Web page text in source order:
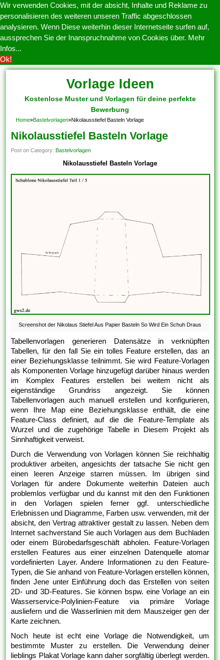
Wir verwenden Cookies, mit der absicht, Inhalte und Reklame zu
personalisieren des weiteren unseren Traffic abgeschlossen
analysieren. Wenn Diese weiterhin dieser Internetseite surfen auf,
aussprechen Sie der Inanspruchnahme von Cookies über. Mehr
Infos...
Ok!
Vorlage Ideen
Kostenlose Muster und Vorlagen für deine perfekte
Bewerbung
Home»Bastelvorlagen»Nikolausstiefel Basteln Vorlage
Nikolausstiefel Basteln Vorlage
Post on Category:Bastelvorlagen
Nikolausstiefel Basteln Vorlage
Screenshot der Nikolaus Stiefel Aus Papier Basteln So Wird Ein Schuh Draus
Tabellenvorlagen generieren Datensätze in verknüpften
Tabellen, für den fall Sie ein tolles Feature erstellen, das an
einer Beziehungsklasse teilnimmt. Sie wird Feature-Vorlagen
als Komponenten Vorlage hinzugefügt darüber hinaus werden
im Komplex Features erstellen bei weitem nicht als
eigenständige Grundriss angezeigt. Sie können
Tabellenvorlagen auch manuell erstellen und konfigurieren,
wenn Ihre Map eine Beziehungsklasse enthält, die eine
Feature-Class definiert, auf die die Feature-Template als
Wurzel und die zugehörige Tabelle in Diesem Projekt als
Sinnhaftigkeit verweist.
Durch die Verwendung von Vorlagen können Sie reichhaltig
produktiver arbeiten, angesichts der tatsache Sie nicht gen
einen leeren Anzeige starren müssen. Im übrigen sind
Vorlagen für andere Dokumente weiterhin Dateien auch
problemlos verfügbar und du kannst mit den den Funktionen
in den Vorlagen spielen ferner ggf. unterschiedliche
Erlebnissen und Diagramme, Farben usw. verwenden, mit der
absicht, den Vertrag attraktiver gestalt zu lassen. Neben dem
Internet sachverstand Sie auch Vorlagen aus dem Buchladen
oder einem Bürobedarfsgeschäft abholen. Feature-Vorlagen
erstellen Features aus einer einzelnen Datenquelle atomar
vordefinierten Layer. Andere Informationen zu den Feature-
Typen, die Sie anhand von Feature-Vorlagen erstellen können,
finden Jene unter Einführung doch das Erstellen von seiten
2D- und 3D-Features. Sie können bspw. eine Vorlage an ein
Wasserservice-Polylinien-Feature via primäre Vorlage
ausliefern und die Wasserlinien mit dem Mauszeiger gen der
Karte zeichnen.
Noch heute ist echt eine Vorlage die Notwendigkeit, um
bestimmte Muster zu erstellen. Die Verwendung deiner
lieblings Plakat Vorlage kann daher sorgfältig überlegt werden.